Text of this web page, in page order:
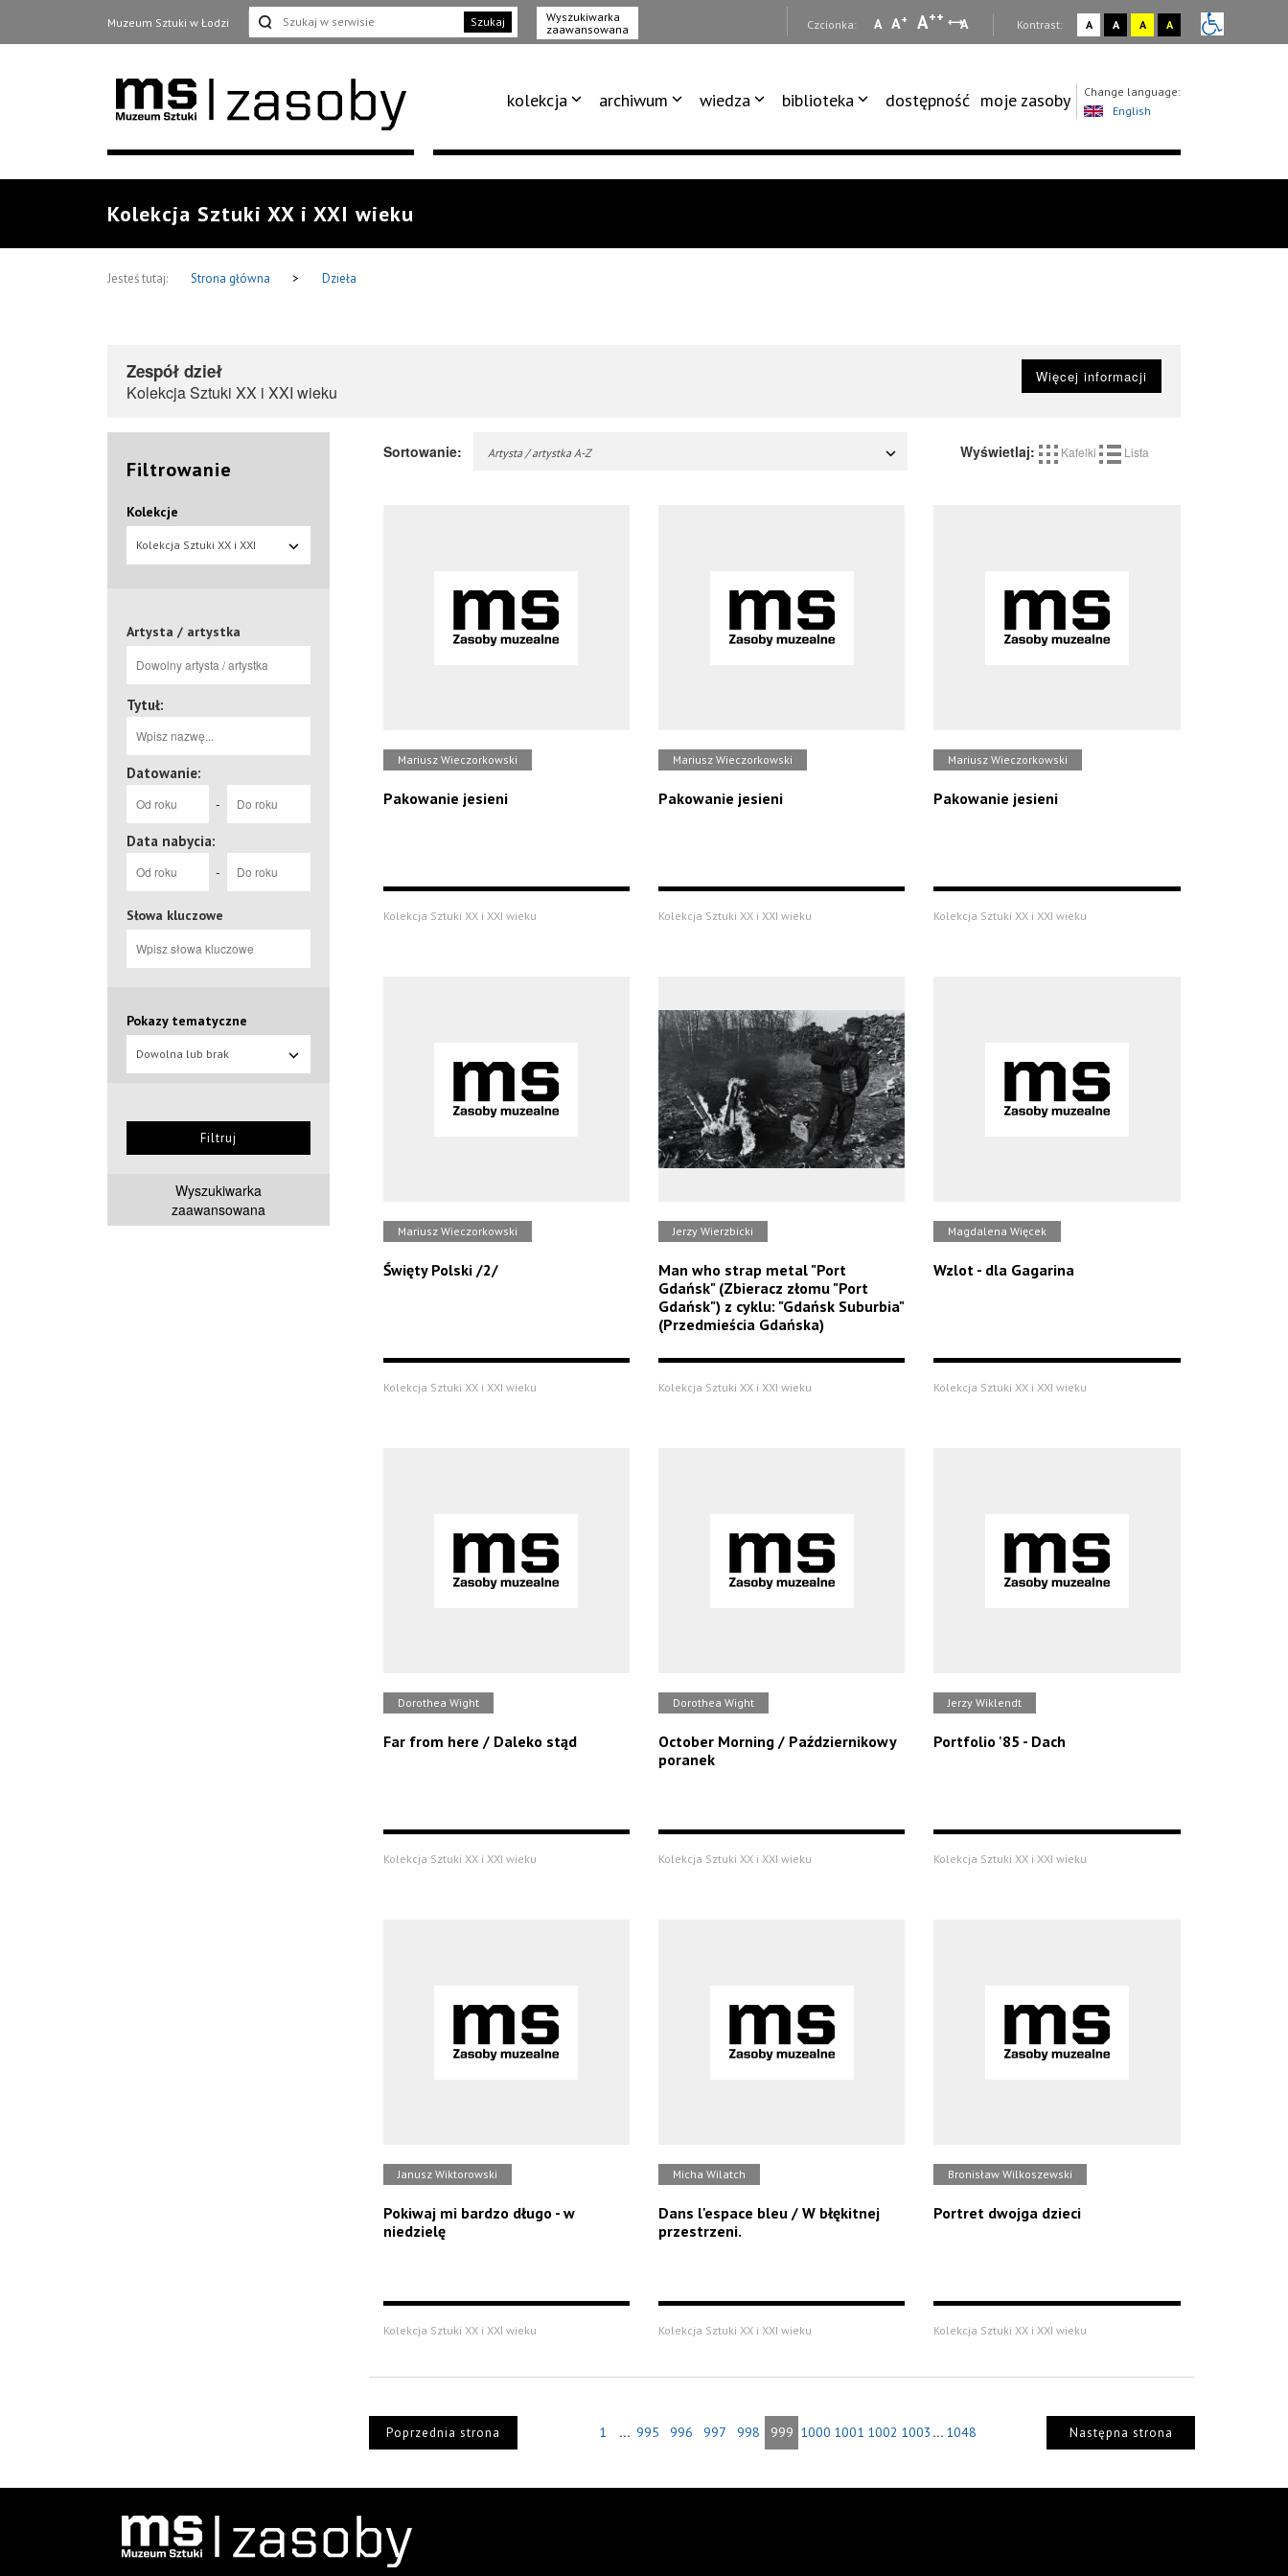
Muzeum Sztuki w Łodzi Szukaj
Wyszukiwarka
zaawansowana
Czcionka: A A+ A++ A Kontrast: A A A A
kolekcja archiwum wiedza biblioteka dostępność moje zasoby
Change language:
English
Kolekcja Sztuki XX i XXI wieku
Jesteś tutaj: Strona główna > Dzieła
Zespół dzieł
Kolekcja Sztuki XX i XXI wieku
Więcej informacji
Filtrowanie
Kolekcje
Kolekcja Sztuki XX i XXI
Artysta / artystka
Tytuł:
Datowanie:
-
Data nabycia:
-
Słowa kluczowe
Pokazy tematyczne
Dowolna lub brak
Filtruj
Wyszukiwarka
zaawansowana
Sortowanie: Artysta / artystka A-Z Wyświetlaj: Kafelki Lista
Mariusz Wieczorkowski
Pakowanie jesieni
Kolekcja Sztuki XX i XXI wieku
Mariusz Wieczorkowski
Pakowanie jesieni
Kolekcja Sztuki XX i XXI wieku
Mariusz Wieczorkowski
Pakowanie jesieni
Kolekcja Sztuki XX i XXI wieku
Mariusz Wieczorkowski
Święty Polski /2/
Kolekcja Sztuki XX i XXI wieku
Jerzy Wierzbicki
Man who strap metal "Port
Gdańsk" (Zbieracz złomu "Port
Gdańsk") z cyklu: "Gdańsk Suburbia"
(Przedmieścia Gdańska)
Kolekcja Sztuki XX i XXI wieku
Magdalena Więcek
Wzlot - dla Gagarina
Kolekcja Sztuki XX i XXI wieku
Dorothea Wight
Far from here / Daleko stąd
Kolekcja Sztuki XX i XXI wieku
Dorothea Wight
October Morning / Październikowy
poranek
Kolekcja Sztuki XX i XXI wieku
Jerzy Wiklendt
Portfolio '85 - Dach
Kolekcja Sztuki XX i XXI wieku
Janusz Wiktorowski
Pokiwaj mi bardzo długo - w
niedzielę
Kolekcja Sztuki XX i XXI wieku
Micha Wilatch
Dans l'espace bleu / W błękitnej
przestrzeni.
Kolekcja Sztuki XX i XXI wieku
Bronisław Wilkoszewski
Portret dwojga dzieci
Kolekcja Sztuki XX i XXI wieku
Poprzednia strona 1 ... 995 996 997 998 999 1000 1001 1002 1003 ... 1048 Następna strona